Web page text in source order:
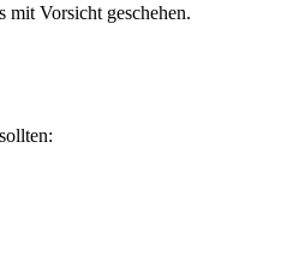
mit Vorsicht geschehen.